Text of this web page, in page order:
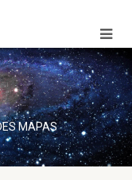
MAPAS